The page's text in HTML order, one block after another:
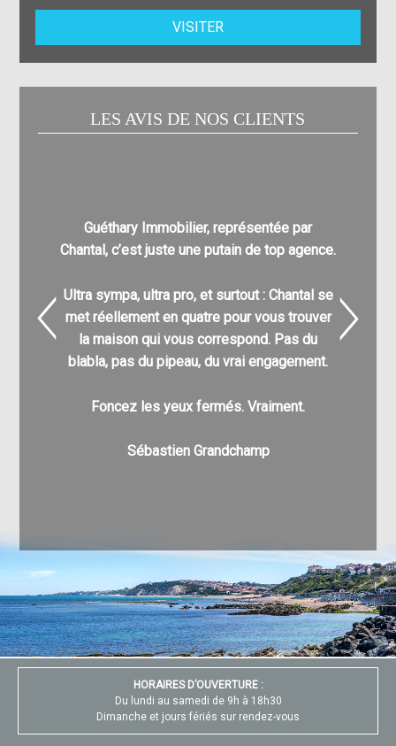
VISITER
LES AVIS DE NOS CLIENTS
Guéthary Immobilier, représentée par
Chantal, c’est juste une putain de top agence.
Ultra sympa, ultra pro, et surtout : Chantal se
met réellement en quatre pour vous trouver
la maison qui vous correspond. Pas du
blabla, pas du pipeau, du vrai engagement.
Foncez les yeux fermés. Vraiment.
Sébastien Grandchamp
HORAIRES D’OUVERTURE :
Du lundi au samedi de 9h à 18h30
Dimanche et jours fériés sur rendez-vous